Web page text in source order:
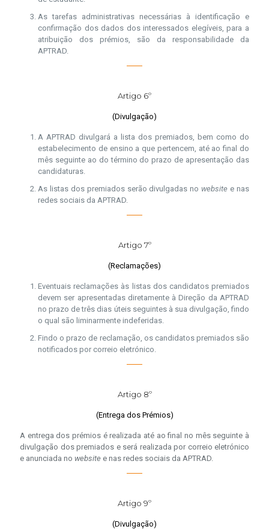
As tarefas administrativas necessárias à identificação e
confirmação dos dados dos interessados elegíveis, para a
atribuição dos prémios, são da responsabilidade da
APTRAD.
Artigo 6º
(Divulgação)
A APTRAD divulgará a lista dos premiados, bem como do
estabelecimento de ensino a que pertencem, até ao final do
mês seguinte ao do término do prazo de apresentação das
candidaturas.
As listas dos premiados serão divulgadas no website e nas
redes sociais da APTRAD.
Artigo 7º
(Reclamações)
Eventuais reclamações às listas dos candidatos premiados
devem ser apresentadas diretamente à Direção da APTRAD
no prazo de três dias úteis seguintes à sua divulgação, findo
o qual são liminarmente indeferidas.
Findo o prazo de reclamação, os candidatos premiados são
notificados por correio eletrónico.
Artigo 8º
(Entrega dos Prémios)
A entrega dos prémios é realizada até ao final no mês seguinte à
divulgação dos premiados e será realizada por correio eletrónico
e anunciada no website e nas redes sociais da APTRAD.
Artigo 9º
(Divulgação)